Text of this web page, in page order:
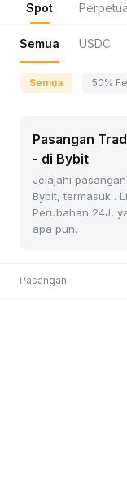
Spot
Semua USDC
Semua 50%
Pasangan
- di Bybit
Jelajahi
Bybit, termasuk .
Perubahan 24J,
apa pun.
Pasangan